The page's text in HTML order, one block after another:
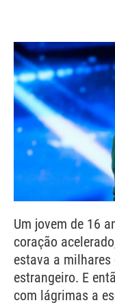
Um jovem de 16
coração
estava a
estrangeiro. E
com lágrimas a